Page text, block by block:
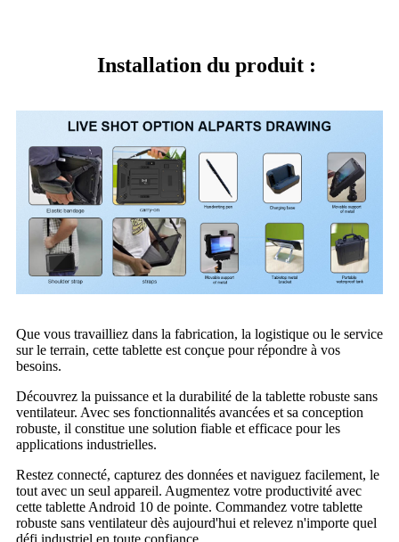
Installation du produit :
Que vous travailliez dans la fabrication, la logistique ou le service
sur le terrain, cette tablette est conçue pour répondre à vos
besoins.
Découvrez la puissance et la durabilité de la tablette robuste sans
ventilateur. Avec ses fonctionnalités avancées et sa conception
robuste, il constitue une solution fiable et efficace pour les
applications industrielles.
Restez connecté, capturez des données et naviguez facilement, le
tout avec un seul appareil. Augmentez votre productivité avec
cette tablette Android 10 de pointe. Commandez votre tablette
robuste sans ventilateur dès aujourd'hui et relevez n'importe quel
défi industriel en toute confiance.